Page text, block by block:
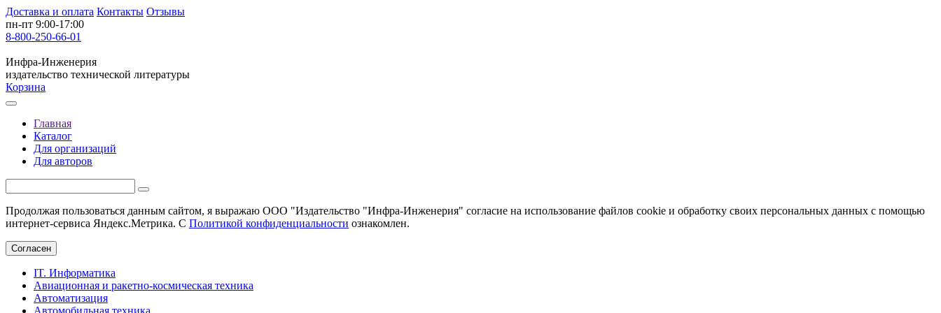
Доставка и оплата Контакты Отзывы
пн-пт 9:00-17:00
8-800-250-66-01
Инфра-Инженерия
издательство технической литературы
Корзина
Главная
Каталог
Для организаций
Для авторов
Продолжая пользоваться данным сайтом, я выражаю ООО "Издательство "Инфра-Инженерия" согласие на использование файлов cookie и обработку своих персональных данных с помощью
интернет-сервиса Яндекс.Метрика. С Политикой конфиденциальности ознакомлен.
Согласен
IT. Информатика
Авиационная и ракетно-космическая техника
Автоматизация
Автомобильная техника